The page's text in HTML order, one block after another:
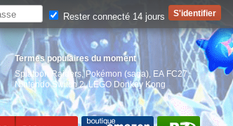
Termes populaires du moment
Splatoon Raiders, Pokémon (saga) EA FC27,
Nintendo Switch 2,LEGO Donkey Kong
Rester connecté 14 jours